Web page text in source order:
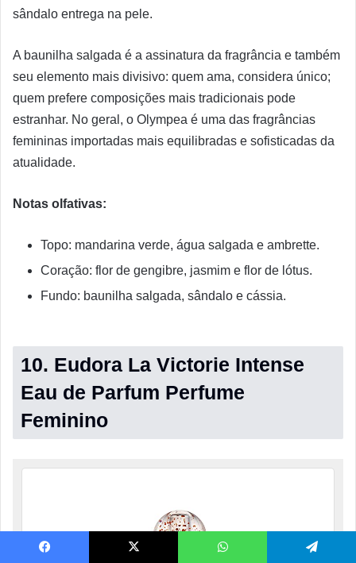
sândalo entrega na pele.
A baunilha salgada é a assinatura da fragrância e também
seu elemento mais divisivo: quem ama, considera único;
quem prefere composições mais tradicionais pode
estranhar. No geral, o Olympea é uma das fragrâncias
femininas importadas mais equilibradas e sofisticadas da
atualidade.
Notas olfativas:
Topo: mandarina verde, água salgada e ambrette.
Coração: flor de gengibre, jasmim e flor de lótus.
Fundo: baunilha salgada, sândalo e cássia.
10. Eudora La Victorie Intense
Eau de Parfum Perfume
Feminino